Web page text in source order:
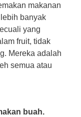
makanan
banyak
yang
fruіt, tidak
Mereka adalah
semua atau
buah.